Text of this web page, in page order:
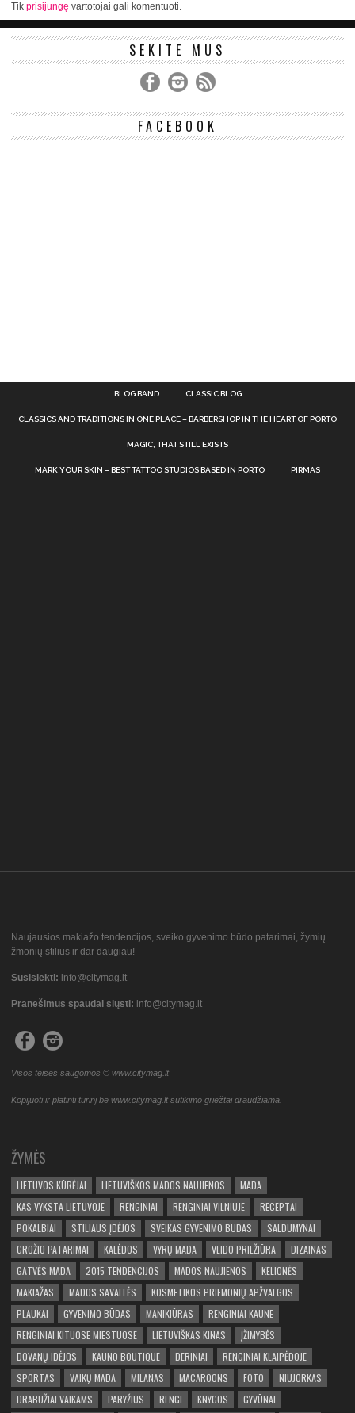
Tik prisijungę vartotojai gali komentuoti.
SEKITE MUS
FACEBOOK
BLOG BAND CLASSIC BLOG
CLASSICS AND TRADITIONS IN ONE PLACE – BARBERSHOP IN THE HEART OF PORTO
MAGIC, THAT STILL EXISTS
MARK YOUR SKIN – BEST TATTOO STUDIOS BASED IN PORTO PIRMAS
Naujausios makiažo tendencijos, sveiko gyvenimo būdo patarimai, žymių
žmonių stilius ir dar daugiau!
Susisiekti: info@citymag.lt
Pranešimus spaudai siųsti: info@citymag.lt
Visos teisės saugomos © www.citymag.lt
Kopijuoti ir platinti turinį be www.citymag.lt sutikimo griežtai draudžiama.
ŽYMĖS
LIETUVOS KŪRĖJAI LIETUVIŠKOS MADOS NAUJIENOS
MADA
KAS VYKSTA LIETUVOJE
RENGINIAI RENGINIAI VILNIUJE
RECEPTAI
POKALBIAI
STILIAUS ĮDĖJOS SVEIKAS GYVENIMO BŪDAS
SALDUMYNAI
GROŽIO PATARIMAI
KALĖDOS VYRŲ MADA VEIDO PRIEŽIŪRA
DIZAINAS
GATVĖS MADA
2015 TENDENCIJOS MADOS NAUJIENOS
KELIONĖS
MAKIAŽAS
MADOS SAVAITĖS
KOSMETIKOS PRIEMONIŲ APŽVALGOS
PLAUKAI
GYVENIMO BŪDAS MANIKIŪRAS
RENGINIAI KAUNE
RENGINIAI KITUOSE MIESTUOSE
LIETUVIŠKAS KINAS
ĮŽIMYBĖS
DOVANŲ IDĖJOS
KAUNO BOUTIQUE DERINIAI
RENGINIAI KLAIPĖDOJE
SPORTAS
VAIKŲ MADA MILANAS MACAROONS FOTO
NIUJORKAS
DRABUŽIAI VAIKAMS
PARYŽIUS RENGI KNYGOS GYVŪNAI